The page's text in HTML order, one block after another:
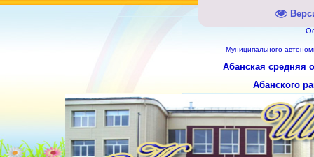
Муниципального
Абанская средняя
Абанского